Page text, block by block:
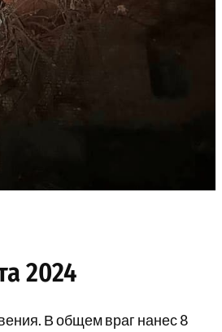
2024
В общем враг нанес 8